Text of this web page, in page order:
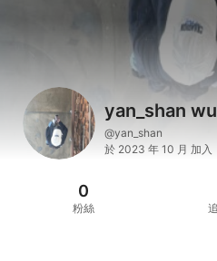
yan_shan
@yan_shan
於 2023 年 10 月 加入
0
粉絲